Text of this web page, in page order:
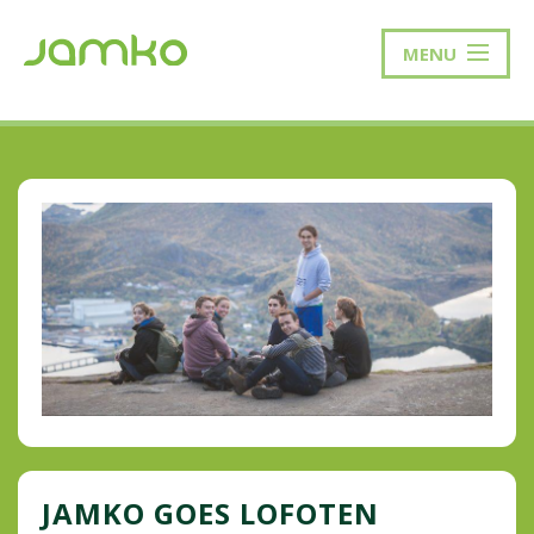
MENU
JAMKO GOES LOFOTEN